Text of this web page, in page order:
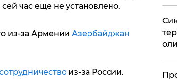
час еще не установлено.
из-за Армении Азербайджан
из-за России.